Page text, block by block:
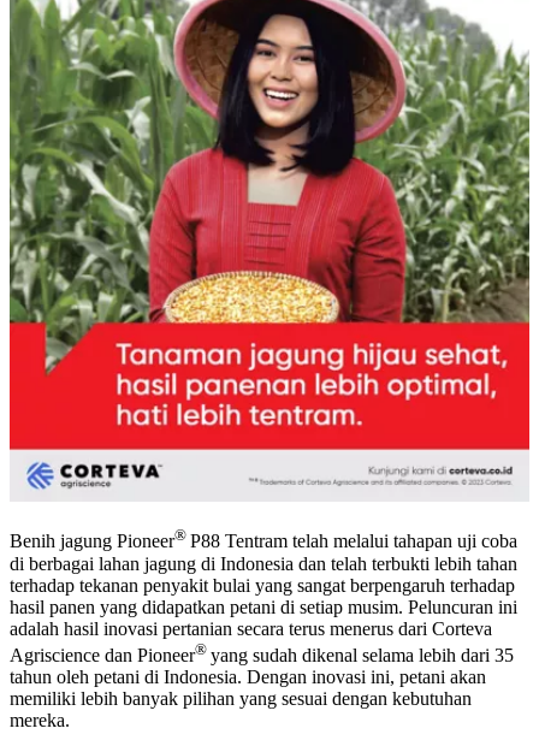
Benih jagung Pioneer® P88 Tentram telah melalui tahapan uji coba
di berbagai lahan jagung di Indonesia dan telah terbukti lebih tahan
terhadap tekanan penyakit bulai yang sangat berpengaruh terhadap
hasil panen yang didapatkan petani di setiap musim. Peluncuran ini
adalah hasil inovasi pertanian secara terus menerus dari Corteva
Agriscience dan Pioneer® yang sudah dikenal selama lebih dari 35
tahun oleh petani di Indonesia. Dengan inovasi ini, petani akan
memiliki lebih banyak pilihan yang sesuai dengan kebutuhan
mereka.